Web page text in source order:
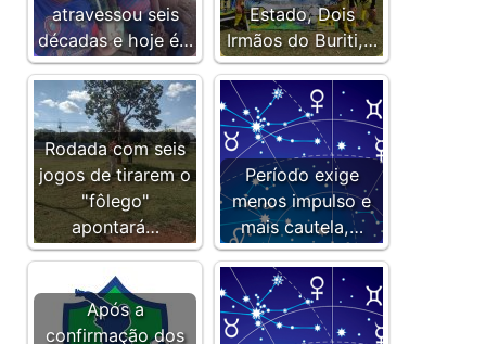
atravessou seis
décadas e hoje é…
Estado, Dois
Irmãos do Buriti,…
Rodada com seis
jogos de tirarem o
"fôlego"
apontará…
Período exige
menos impulso e
mais cautela,…
Após a
confirmação dos